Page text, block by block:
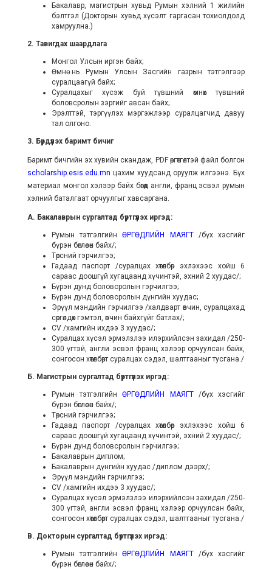
Бакалавр, магистрын хувьд Румын хэлний 1 жилийн
бэлтгэл (Докторын хувьд хүсэлт гаргасан тохиолдолд
хамруулна.)
2. Тавигдах шаардлага
Монгол Улсын иргэн байх;
Өмнө нь Румын Улсын Засгийн газрын тэтгэлгээр
суралцаагүй байх;
Суралцахыг хүсэж буй түвшний өмнөх түвшний
боловсролын зэргийг авсан байх;
Эрэлттэй, тэргүүлэх мэргэжлээр суралцагчид давуу
тал олгоно.
3. Бүрдүүлэх баримт бичиг
Баримт бичгийн эх хувийн скандаж, PDF өргөтгөлтэй файл болгон
scholarship.esis.edu.mn цахим хуудсанд оруулж илгээнэ. Бүх
материал монгол хэлээр байх бөгөөд англи, франц эсвэл румын
хэлний баталгаат орчуулгыг хавсаргана.
А. Бакалаврын сургалтад бүртгүүлэх иргэд:
Румын тэтгэлгийнӨРГӨДЛИЙН МАЯГТ /бүх хэсгийг
бүрэн бөглөсөн байх/;
Төрсний гэрчилгээ;
Гадаад паспорт /суралцах хөтөлбөр эхлэхээс хойш 6
сараас доошгүй хугацаанд хүчинтэй, эхний 2 хуудас/;
Бүрэн дунд боловсролын гэрчилгээ;
Бүрэн дунд боловсролын дүнгийн хуудас;
Эрүүл мэндийн гэрчилгээ /халдварт өвчин, суралцахад
сөргөлдөх гэмтэл, өвчин байхгүйг батлах/;
CV /хамгийн ихдээ 3 хуудас/;
Суралцах хүсэл эрмэлзлээ илэрхийлсэн захидал /250-
300 үгтэй, англи эсвэл франц хэлээр орчуулсан байх,
сонгосон хөтөлбөрт суралцах сэдэл, шалтгааныг тусгана./
Б. Магистрын сургалтад бүртгүүлэх иргэд:
Румын тэтгэлгийнӨРГӨДЛИЙН МАЯГТ /бүх хэсгийг
бүрэн бөглөсөн байх/;
Төрсний гэрчилгээ;
Гадаад паспорт /суралцах хөтөлбөр эхлэхээс хойш 6
сараас доошгүй хугацаанд хүчинтэй, эхний 2 хуудас/;
Бүрэн дунд боловсролын гэрчилгээ;
Бакалаврын диплом;
Бакалаврын дүнгийн хуудас /диплом дээрх/;
Эрүүл мэндийн гэрчилгээ;
CV /хамгийн ихдээ 3 хуудас/;
Суралцах хүсэл эрмэлзлээ илэрхийлсэн захидал /250-
300 үгтэй, англи эсвэл франц хэлээр орчуулсан байх,
сонгосон хөтөлбөрт суралцах сэдэл, шалтгааныг тусгана./
В. Докторын сургалтад бүртгүүлэх иргэд:
Румын тэтгэлгийнӨРГӨДЛИЙН МАЯГТ/бүх хэсгийг
бүрэн бөглөсөн байх/;